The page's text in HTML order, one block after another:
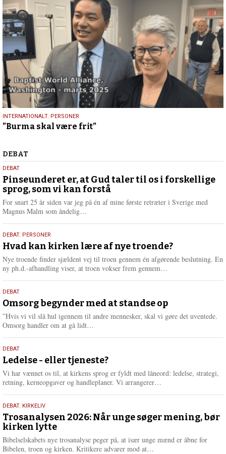
9.
marts
INTERNATIONALT, PERSONER
”Burma skal være frit”
Debat
DEBAT
5.
august
2026
DEBAT
Pinseunderet er, at Gud taler til os i forskellige
sprog, som vi kan forstå
For snart 25 år siden var jeg på én af mine første retræter i Sverige med
Magnus Malm som åndelig…
e
e
25.
juli
2026
DEBAT, PERSONER
Hvad kan kirken lære af nye troende?
Nye troende finder sjældent vej til troen gennem én afgørende beslutning. En
ny ph.d.-afhandling viser, at troen vokser frem gennem…
e
e
9.
juli
2026
DEBAT
Omsorg begynder med at standse op
”Hvis vi vil slå hul igennem til andre mennesker, skal vi gøre det uventede.
Omsorg handler om at gå lidt…
e
e
10.
juni
2026
DEBAT
Ledelse - eller tjeneste?
Vi har vænnet os til, at kirkens sprog er fyldt med låneord: ledelse, strategi,
retning, kerneopgaver og handleplaner. Vi arrangerer…
e
2.
juni
2026
DEBAT, KIRKELIV
Trosanalysen 2026: Når unge søger mening, bør
kirken lytte
Bibelselskabets nye trosanalyse peger på, at især unge mænd er åbne for
Bibelen, troen og kirken. Kritikere advarer mod at…